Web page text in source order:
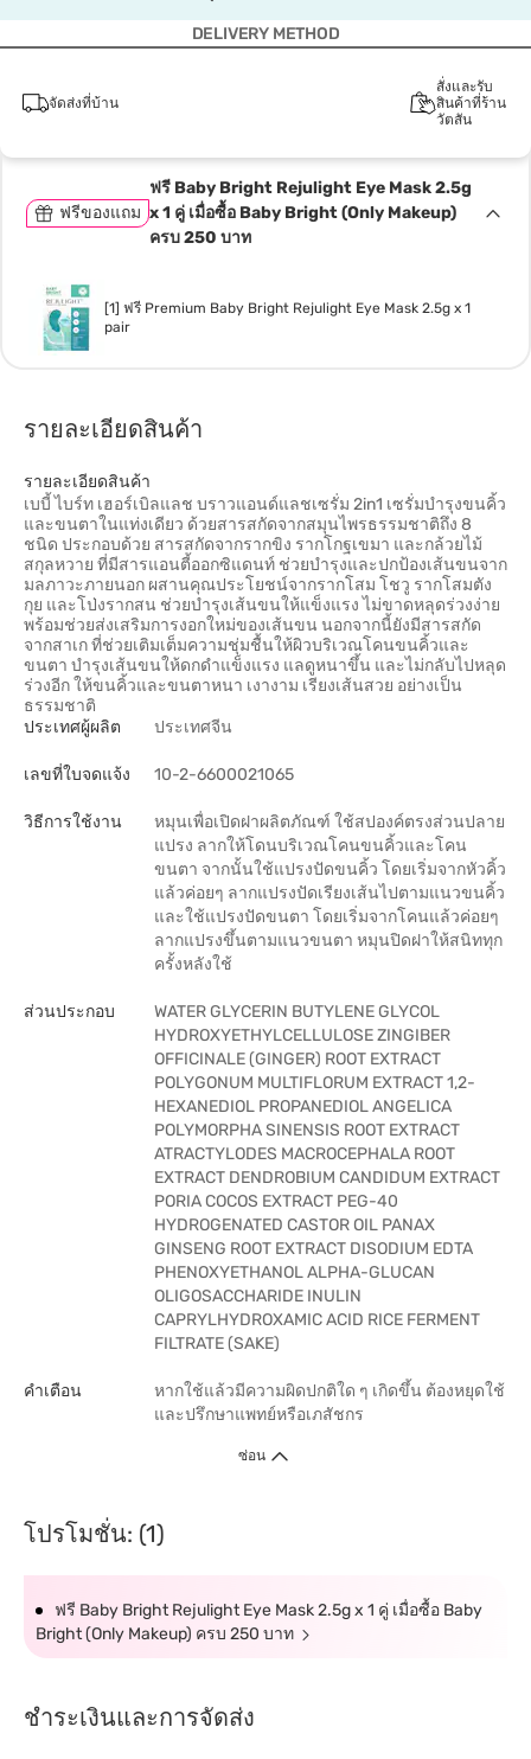
DELIVERY METHOD
จัดส่งที่บ้าน
สั่งและรับ
สินค้าที่ร้าน
วัตสัน
ฟรีของแถม
ฟรี Baby Bright Rejulight Eye Mask 2.5g
x 1 คู่ เมื่อซื้อ Baby Bright (Only Makeup)
ครบ 250 บาท
[1] ฟรี Premium Baby Bright Rejulight Eye Mask 2.5g x 1
pair
รายละเอียดสินค้า
รายละเอียดสินค้า
เบบี้ ไบร์ท เฮอร์เบิลแลช บราวแอนด์แลชเซรั่ม 2in1 เซรั่มบำรุงขนคิ้ว
และขนตาในแท่งเดียว ด้วยสารสกัดจากสมุนไพรธรรมชาติถึง 8
ชนิด ประกอบด้วย สารสกัดจากรากขิง รากโกฐเขมา และกล้วยไม้
สกุลหวาย ที่มีสารแอนตี้ออกซิแดนท์ ช่วยบำรุงและปกป้องเส้นขนจาก
มลภาวะภายนอก ผสานคุณประโยชน์จากรากโสม โชวู รากโสมตัง
กุย และโป่งรากสน ช่วยบำรุงเส้นขนให้แข็งแรง ไม่ขาดหลุดร่วงง่าย
พร้อมช่วยส่งเสริมการงอกใหม่ของเส้นขน นอกจากนี้ยังมีสารสกัด
จากสาเก ที่ช่วยเติมเต็มความชุ่มชื้นให้ผิวบริเวณโคนขนคิ้วและ
ขนตา บำรุงเส้นขนให้ดกดำแข็งแรง แลดูหนาขึ้น และไม่กลับไปหลุด
ร่วงอีก ให้ขนคิ้วและขนตาหนา เงางาม เรียงเส้นสวย อย่างเป็น
ธรรมชาติ
ประเทศผู้ผลิต
ประเทศจีน
เลขที่ใบจดแจ้ง 10-2-6600021065
วิธีการใช้งาน
หมุนเพื่อเปิดฝาผลิตภัณฑ์ ใช้สปองค์ตรงส่วนปลาย
แปรง ลากให้โดนบริเวณโคนขนคิ้วและโคน
ขนตา จากนั้นใช้แปรงปัดขนคิ้ว โดยเริ่มจากหัวคิ้ว
แล้วค่อยๆ ลากแปรงปัดเรียงเส้นไปตามแนวขนคิ้ว
และใช้แปรงปัดขนตา โดยเริ่มจากโคนแล้วค่อยๆ
ลากแปรงขึ้นตามแนวขนตา หมุนปิดฝาให้สนิททุก
ครั้งหลังใช้
ส่วนประกอบ
WATER GLYCERIN BUTYLENE GLYCOL
HYDROXYETHYLCELLULOSE ZINGIBER
OFFICINALE (GINGER) ROOT EXTRACT
POLYGONUM MULTIFLORUM EXTRACT 1,2-
HEXANEDIOL PROPANEDIOL ANGELICA
POLYMORPHA SINENSIS ROOT EXTRACT
ATRACTYLODES MACROCEPHALA ROOT
EXTRACT DENDROBIUM CANDIDUM EXTRACT
PORIA COCOS EXTRACT PEG-40
HYDROGENATED CASTOR OIL PANAX
GINSENG ROOT EXTRACT DISODIUM EDTA
PHENOXYETHANOL ALPHA-GLUCAN
OLIGOSACCHARIDE INULIN
CAPRYLHYDROXAMIC ACID RICE FERMENT
FILTRATE (SAKE)
คำเตือน
หากใช้แล้วมีความผิดปกติใด ๆ เกิดขึ้น ต้องหยุดใช้
และปรึกษาแพทย์หรือเภสัชกร
ซ่อน
โปรโมชั่น: (1)
ฟรี Baby Bright Rejulight Eye Mask 2.5g x 1 คู่ เมื่อซื้อ Baby
Bright (Only Makeup) ครบ 250 บาท
ชำระเงินและการจัดส่ง